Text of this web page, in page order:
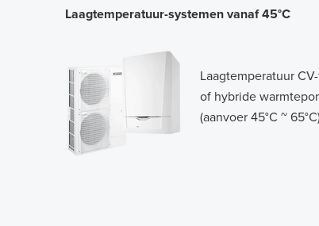
Laagtemperatuur-systemen vanaf 45°C
Laagtemperatuur
of hybride
(aanvoer 45°C ~